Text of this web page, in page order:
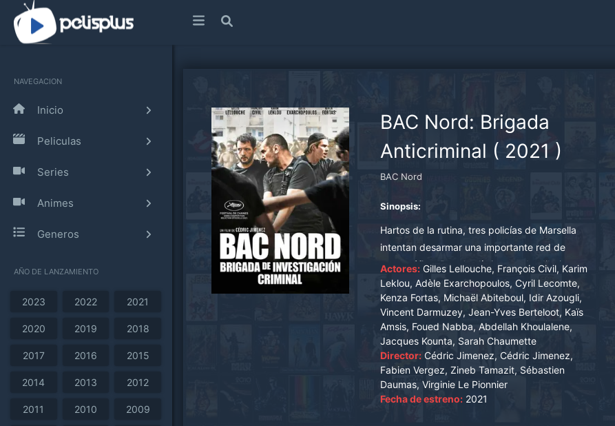
NAVEGACION
Inicio
Peliculas
Series
Animes
Generos
AÑO DE LANZAMIENTO
2023 2022 2021
2020 2019 2018
2017 2016 2015
2014 2013 2012
2011 2010 2009
BAC Nord: Brigada
Anticriminal ( 2021 )
BAC Nord
Sinopsis:
Hartos de la rutina, tres policías de Marsella
intentan desarmar una importante red de
narcotráfico. Pero los límites se desdibujan
cuando su informante pide demasiado.
Actores: Gilles Lellouche, François Civil, Karim
Leklou, Adèle Exarchopoulos, Cyril Lecomte,
Kenza Fortas, Michaël Abiteboul, Idir Azougli,
Vincent Darmuzey, Jean-Yves Berteloot, Kaïs
Amsis, Foued Nabba, Abdellah Khoulalene,
Jacques Kounta, Sarah Chaumette
Director: Cédric Jimenez, Cédric Jimenez,
Fabien Vergez, Zineb Tamazit, Sébastien
Daumas, Virginie Le Pionnier
Fecha de estreno: 2021